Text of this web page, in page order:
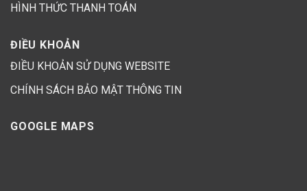
HÌNH THỨC THANH TOÁN
ĐIỀU KHOẢN
ĐIỀU KHOẢN SỬ DỤNG WEBSITE
CHÍNH SÁCH BẢO MẬT THÔNG TIN
GOOGLE MAPS